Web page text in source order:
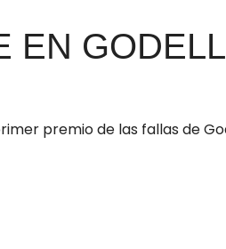
EN
premio de las fallas de